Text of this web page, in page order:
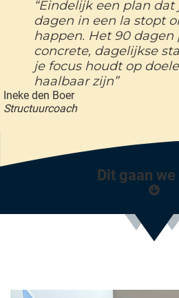
“Eindelijk een plan
dagen in een la stopt
happen. Het 90 dagen
concrete, dagelijkse
je focus houdt op
haalbaar zijn”
Ineke den Boer
Structuurcoach
Dit gaan we